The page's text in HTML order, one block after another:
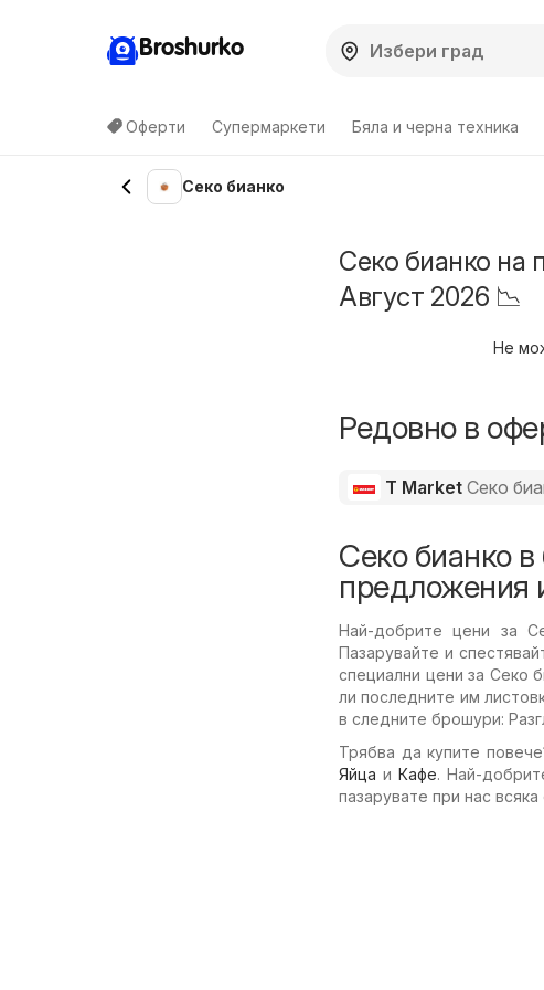
Broshurko
Оферти Супермаркети Бяла и черна техника
Секо бианко
Секо бианко на
Август 2026 📉
Не
Редовно в
T Market Секо
Секо бианко
предложения
Най-добрите цени за
Пазарувайте и
специални цени за Секо
ли последните им
в следните брошури:
Трябва да купите
Яйца и Кафе. Най-
пазарувате при нас